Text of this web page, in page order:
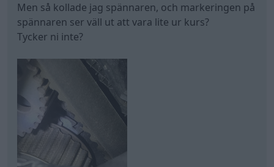
Men så kollade jag spännaren, och markeringen på
spännaren ser väll ut att vara lite ur kurs?
Tycker ni inte?